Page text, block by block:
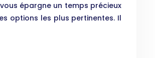
épargne un temps précieux
options les plus pertinentes. Il